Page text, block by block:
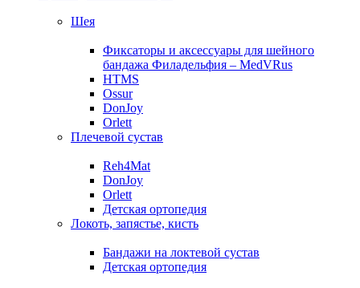
Шея
Фиксаторы и аксессуары для шейного
бандажа Филадельфия – MedVRus
HTMS
Ossur
DonJoy
Orlett
Плечевой сустав
Reh4Mat
DonJoy
Orlett
Детская ортопедия
Локоть, запястье, кисть
Бандажи на локтевой сустав
Детская ортопедия